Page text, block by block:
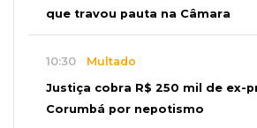
que travou pauta na Câmara
10:30 Multado
Justiça cobra R$ 250 mil de ex-
Corumbá por nepotismo